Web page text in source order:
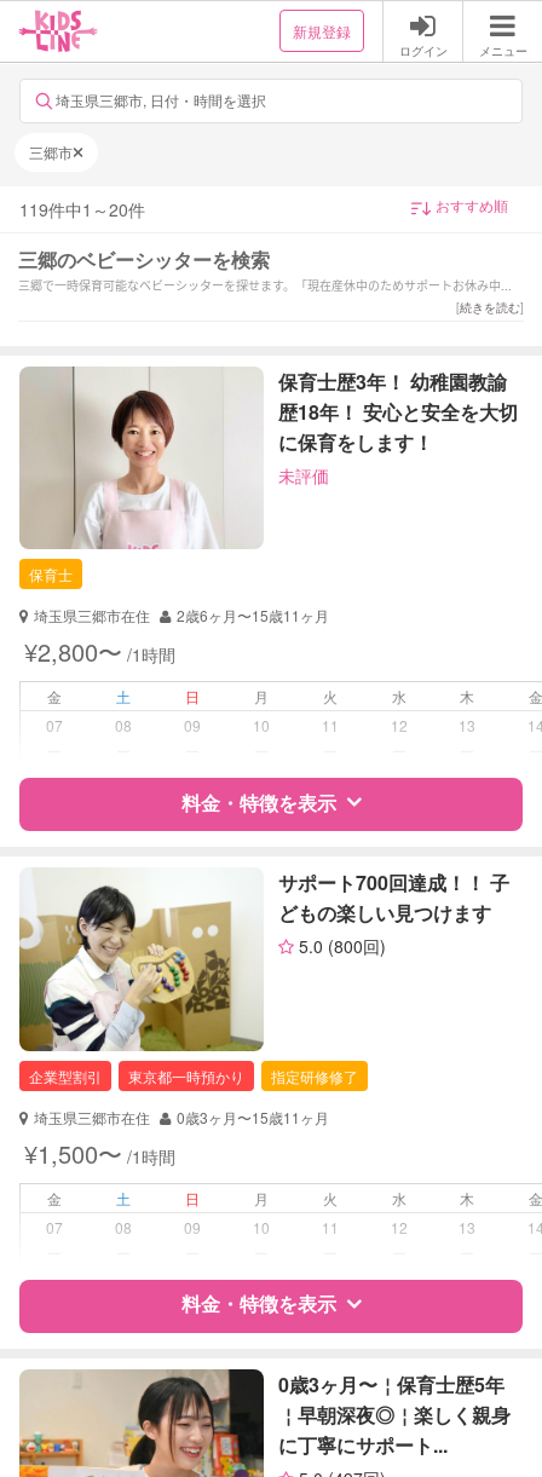
新規登録
ログイン メニュー
埼玉県三郷市, 日付・時間を選択
三郷市
119件中1 ～20件
三郷のベビーシッターを検索
三郷で一時保育可能なベビーシッターを探せます。「現在産休中のためサポートお休み中で
す(8月に出産予定)」「【東京BS、企業型割引券対象サポーター】保育士歴5年間、シッター
時保育も可能です。1時間だけの短時間のシッター利用から保育園へのお迎え・送迎、病児保
育や病後児の保育もお任せください。ご予算や依頼内容に合わせてサポーターが選べます。
新生児(0歳)や乳児などの赤ちゃんから小学生以上のお子様まで幅広い年齢へ対応可能です。
土日祝日だけベビーシッターをお願いしたいといったご要望や毎日の利用などの定期利用サ
ービスもございます。
[続きを読む]
保育士歴3年！ 幼稚園教諭
歴18年！ 安心と安全を大切
に保育をします！
未評価
保育士
埼玉県三郷市在住
2歳6ヶ月〜15歳11ヶ月
¥2,800〜 /1時間
金 土 日 月 火 水 木
07
08 09 10 11 12 13
料金・特徴を表示
特徴
サポートの特徴
資格
自治体届出済ベビーシッター
幼稚園教諭
対応可能/特徴 なし
病児対応
障がい児対応 対応可否は個別に相談
レッスン なし
（定期特典）
対応不可
サポート700回達成！！ 子
どもの楽しい見つけます
5.0 (800回)
企業型割引 東京都一時預かり
指定研修修了
埼玉県三郷市在住
0歳3ヶ月〜15歳11ヶ月
¥1,500〜 /1時間
金 土 日 月 火 水 木
07
08 09 10 11 12 13
料金・特徴を表示
特徴 料金 レビュー
サポートの特徴
0歳3ヶ月〜￤保育士歴5年
￤早朝深夜◎￤楽しく親身
に丁寧にサポート...